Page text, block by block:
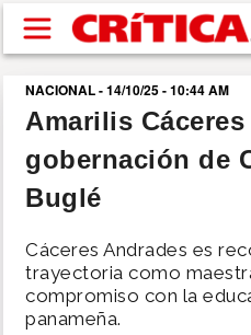
Pasar al contenido principal
buscar
SUCESOS
POLÍTICA
NACIONAL - 14/10/25 - 10:44 AM
Amarilis Cáceres
gobernación de
Buglé
Cáceres Andrades es
trayectoria como
compromiso con la
panameña.